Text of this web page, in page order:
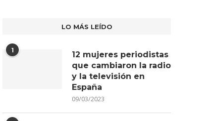
LO MÁS LEÍDO
1
12 mujeres periodistas
que cambiaron la radio
y la televisión en
España
09/03/2023